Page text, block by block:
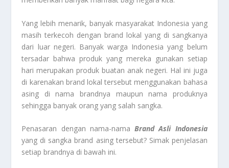
Yang lebih menarik, banyak masyarakat Indonesia yang
masih terkecoh dengan brand lokal yang di sangkanya
dari luar negeri. Banyak warga Indonesia yang belum
tersadar bahwa produk yang mereka gunakan setiap
hari merupakan produk buatan anak negeri. Hal ini juga
di karenakan brand lokal tersebut menggunakan bahasa
asing di nama brandnya maupun nama produknya
sehingga banyak orang yang salah sangka.
Penasaran dengan nama-namaBrand Asli Indonesia
yang di sangka brand asing tersebut? Simak penjelasan
setiap brandnya di bawah ini.